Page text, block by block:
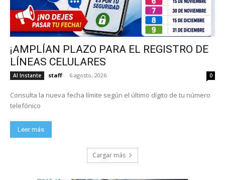
¡AMPLÍAN PLAZO PARA EL REGISTRO DE
LÍNEAS CELULARES
Al Instante staff - 6 agosto, 2026 0
Consulta la nueva fecha límite según el último dígito de tu número
telefónico
Leer más
Cargar más